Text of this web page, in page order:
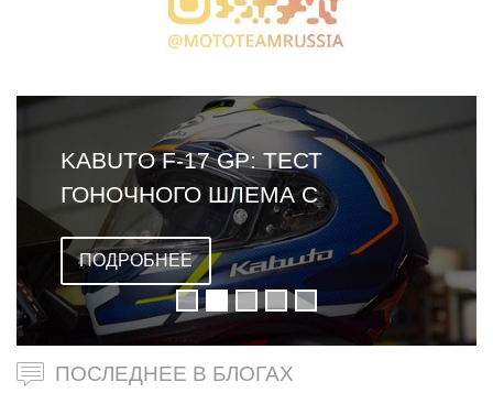
KABUTO F-17 GP: ТЕСТ
ГОНОЧНОГО ШЛЕМА С
ОМОЛОГАЦИЕЙ FIM
ПОДРОБНЕЕ
ПОСЛЕДНЕЕ В БЛОГАХ